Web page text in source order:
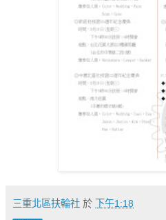
三重北區扶輪社 於 下午1:18